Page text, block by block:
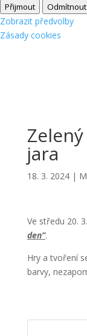
Přijmout Odmítnout
Zobrazit předvolby
Zásady cookies
jara
18. 3. 2024|
Ve středu 20.
den“.
Hry a tvoření
barvy,